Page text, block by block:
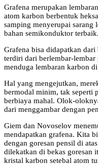
Grafena merupakan
atom karbon berbentuk
samping menyerupai
bahan semikonduktor terbaik.
Grafena bisa didapatkan
terdiri dari berlembar-lembar
menduga lembaran karbon
Hal yang mengejutkan,
bermodal minim, tak seperti
berbiaya mahal. Olok-
dari menggambar dengan
Giem dan Novoselov
mendapatkan grafena. Kita
dengan goresan pensil di
dilekatkan di bekas goresan
kristal karbon setebal atom